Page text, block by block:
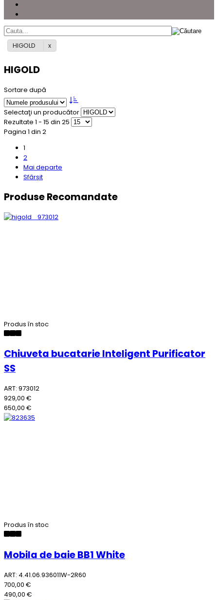
HIGOLD
HIGOLD
Sortare după
Selectaţi un producător
Rezultate 1 - 15 din 25
Pagina 1 din 2
1
2
Mai departe
Sfârșit
Produse Recomandate
Produs în stoc
Chiuveta bucatarie Inteligent Purificator
SS
ART: 973012
929,00 €
650,00 €
Produs în stoc
Mobila de baie BB1 White
ART: 4.41.06.936011W-2R60
700,00 €
490,00 €